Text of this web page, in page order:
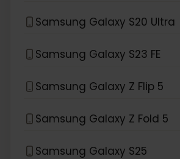
Samsung Galaxy S20 Ultra
Samsung Galaxy S23 FE
Samsung Galaxy Z Flip 5
Samsung Galaxy Z Fold 5
Samsung Galaxy S25